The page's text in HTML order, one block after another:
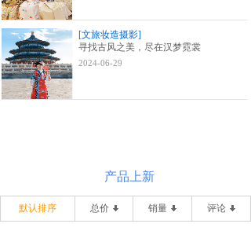
[文旅妆造摄影]
寻找古风之美，尽在汉梦霓裳
2024-06-29
产品上新
默认排序 总价 销量 评论